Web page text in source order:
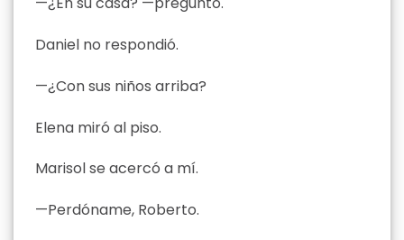
Daniel no respondió.
—¿Con sus niños arriba?
Elena miró al piso.
Marisol se acercó a mí.
—Perdóname, Roberto.